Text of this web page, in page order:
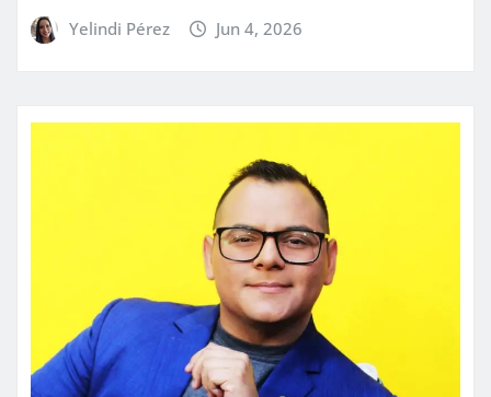
Yelindi Pérez Jun 4, 2026